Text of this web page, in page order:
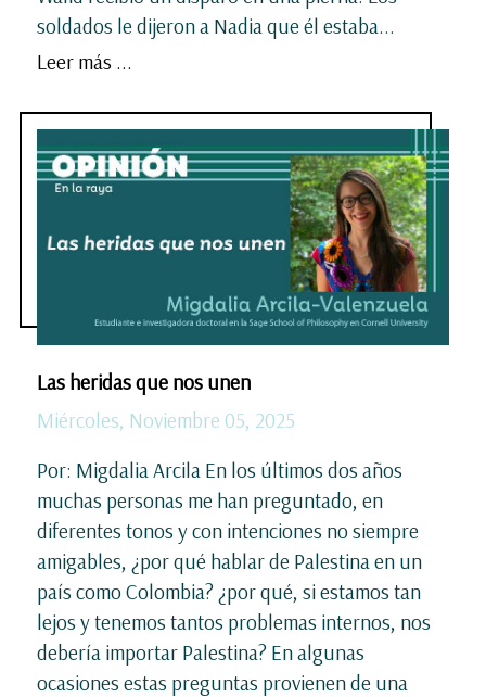
soldados le dijeron a Nadia que él estaba...
Leer más ...
Las heridas que nos unen
Miércoles, Noviembre 05, 2025
Por: Migdalia Arcila En los últimos dos años
muchas personas me han preguntado, en
diferentes tonos y con intenciones no siempre
amigables, ¿por qué hablar de Palestina en un
país como Colombia? ¿por qué, si estamos tan
lejos y tenemos tantos problemas internos, nos
debería importar Palestina? En algunas
ocasiones estas preguntas provienen de una